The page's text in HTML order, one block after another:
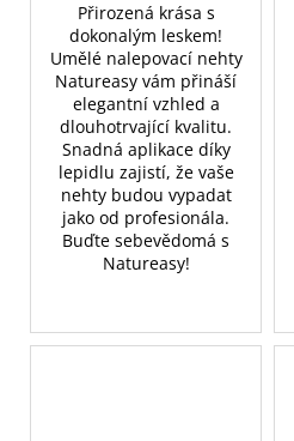
Přirozená krása s
dokonalým leskem!
Umělé nalepovací nehty
Natureasy vám přináší
elegantní vzhled a
dlouhotrvající kvalitu.
Snadná aplikace díky
lepidlu zajistí, že vaše
nehty budou vypadat
jako od profesionála.
Buďte sebevědomá s
Natureasy!